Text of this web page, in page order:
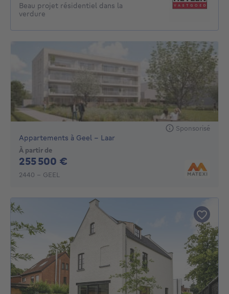
Beau projet résidentiel dans la
verdure
Sponsorisé
Appartements à Geel - Laar
À partir de
255 500 €
2440 - GEEL